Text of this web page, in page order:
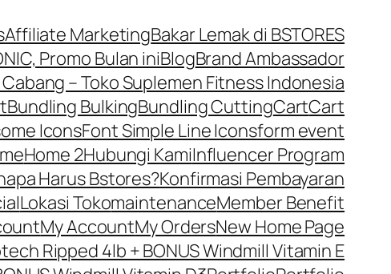
Affiliate MarketingBakar Lemak di BSTORES
Promo Bulan iniBlogBrand Ambassador
Cabang – Toko Suplemen Fitness Indonesia
Bundling BulkingBundling CuttingCartCart
IconsFont Simple Line Iconsform event
Home 2Hubungi KamiInfluencer Program
Harus Bstores?Konfirmasi Pembayaran
Lokasi TokomaintenanceMember Benefit
My AccountMy OrdersNew Home Page
Ripped 4lb + BONUS Windmill Vitamin E